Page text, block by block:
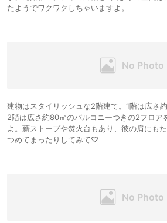
たようでワクワクしちゃいますよ。
建物はスタイリッシュな2階建て。1階は広さ
2階は広さ約80㎡のバルコニーつきの2フロア
よ。薪ストーブや焚火台もあり、彼の肩にも
つめてまったりしてみて♡